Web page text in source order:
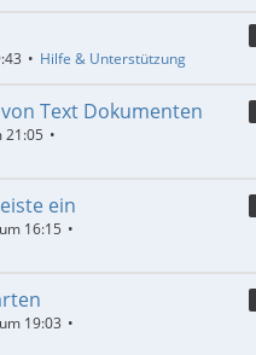
Hilfe & Unterstützung
Text Dokumenten
21:05
ein
16:15
19:03